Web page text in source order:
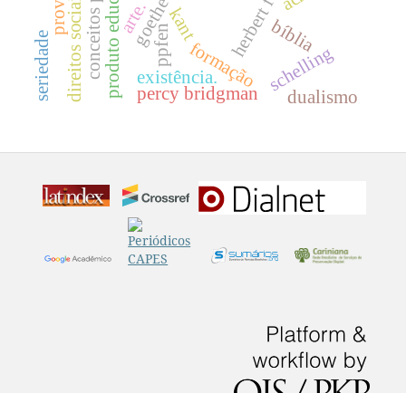
kant bíblia
formação
percy bridgman
direitos sociais arte.
schelling
existência.
goethe
dualismo
seriedade ppfen